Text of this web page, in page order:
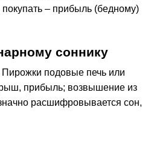
– прибыль (бедному)
соннику
подовые печь или
прибыль; возвышение из
расшифровывается сон,